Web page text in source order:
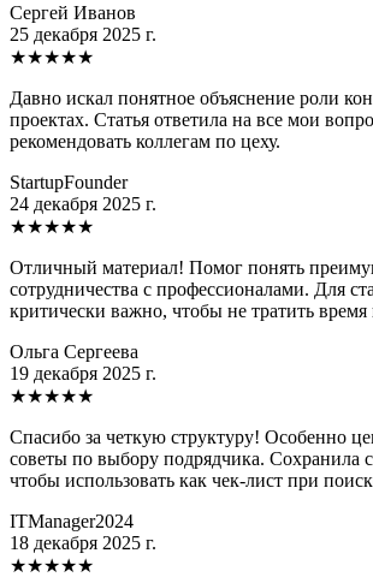
Сергей Иванов
25 декабря 2025 г.
★★★★★
Давно искал понятное объяснение роли
проектах. Статья ответила на все мои
рекомендовать коллегам по цеху.
StartupFounder
24 декабря 2025 г.
★★★★★
Отличный материал! Помог понять
сотрудничества с профессионалами. Для
критически важно, чтобы не тратить
Ольга Сергеева
19 декабря 2025 г.
★★★★★
Спасибо за четкую структуру! Особенно
советы по выбору подрядчика. Сохранила
чтобы использовать как чек-лист при
ITManager2024
18 декабря 2025 г.
★★★★★